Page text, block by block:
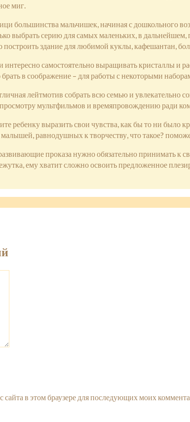
миг.
большинства мальчишек, начиная с дошкольного
выбрать серию для самых маленьких, в
построить здание для любимой куклы, кафешантан,
самостоятельно выращивать кристаллы и
в соображение – для работы с некоторыми
лейтмотив собрать всю семью и увлекательно
просмотру мультфильмов и времяпровождению ради
ребенку выразить свои чувства, как бы то ни
равнодушных к творчеству, что такое?
проказа нужно обязательно принимать к
ему хватит сложно освоить предложенное
сайта в этом браузере для последующих моих